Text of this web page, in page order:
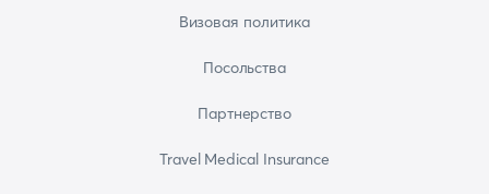
Визовая политика
Посольства
Партнерство
Travel Medical Insurance